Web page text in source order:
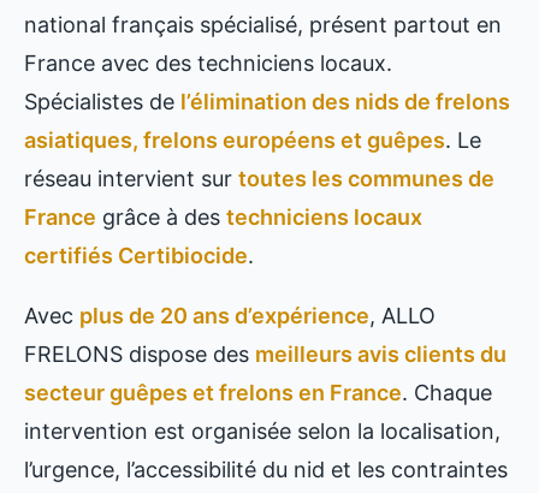
national français spécialisé, présent partout en
France avec des techniciens locaux.
Spécialistes de l’élimination des nids de frelons
asiatiques, frelons européens et guêpes. Le
réseau intervient sur toutes les communes de
France grâce à des techniciens locaux
certifiés Certibiocide.
Avec plus de 20 ans d’expérience, ALLO
FRELONS dispose des meilleurs avis clients du
secteur guêpes et frelons en France. Chaque
intervention est organisée selon la localisation,
l’urgence, l’accessibilité du nid et les contraintes